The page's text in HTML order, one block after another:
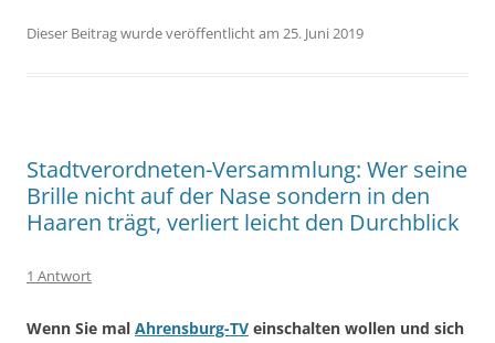
Dieser Beitrag wurde veröffentlicht am 25. Juni 2019
Stadtverordneten-Versammlung: Wer seine
Brille nicht auf der Nase sondern in den
Haaren trägt, verliert leicht den Durchblick
1 Antwort
Wenn Sie mal Ahrensburg-TV einschalten wollen und sich